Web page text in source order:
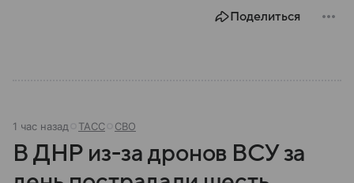
Поделиться
1 час назад ТАСС СВО
В ДНР из-за дронов ВСУ за